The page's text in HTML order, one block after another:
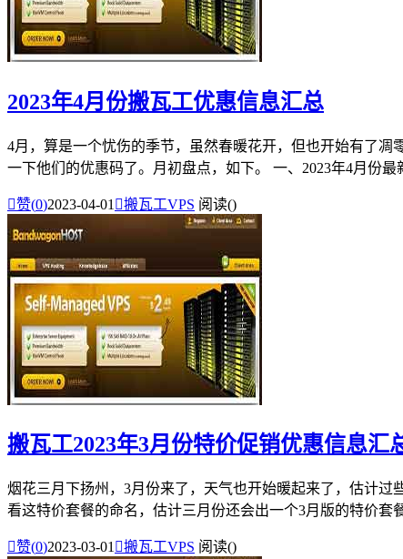
2023年4月份搬瓦工优惠信息汇总
4月，算是一个忧伤的季节，虽然春暖花开，但也开始有了
一下他们的优惠码了。月初盘点，如下。 一、2023年4月份最
赞(0)2023-04-01 搬瓦工VPS 阅读()
搬瓦工2023年3月份特价促销优惠信息汇
烟花三月下扬州，3月份来了，天气也开始暖起来了，估计
看这特价套餐的命名，估计三月份还会出一个3月版的特价套
赞(0)2023-03-01 搬瓦工VPS 阅读()